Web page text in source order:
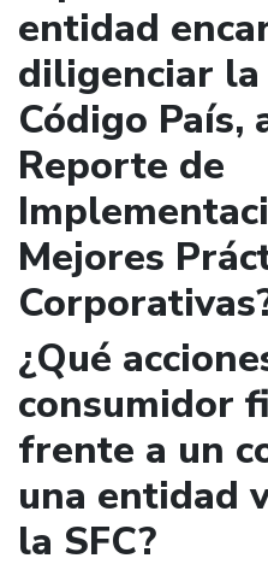
entidad
diligenciar la
Código País,
Reporte de
Mejores
¿Qué
consumidor
frente a un
una entidad
la SFC?